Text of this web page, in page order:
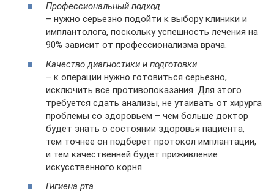
Профессиональный подход
– нужно серьезно подойти к выбору клиники и
имплантолога, поскольку успешность лечения на
90% зависит от профессионализма врача.
Качество диагностики и подготовки
– к операции нужно готовиться серьезно,
исключить все противопоказания. Для этого
требуется сдать анализы, не утаивать от хирурга
проблемы со здоровьем – чем больше доктор
будет знать о состоянии здоровья пациента,
тем точнее он подберет протокол имплантации,
и тем качественней будет приживление
искусственного корня.
Гигиена рта